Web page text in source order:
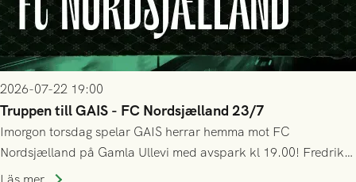
2026-07-22 19:00
Truppen till GAIS - FC Nordsjælland 23/7
Imorgon torsdag spelar GAIS herrar hemma mot FC
Nordsjælland på Gamla Ullevi med avspark kl 19.00! Fredrik
Holmberg och ledarstaben har tagit ut följande trupp till